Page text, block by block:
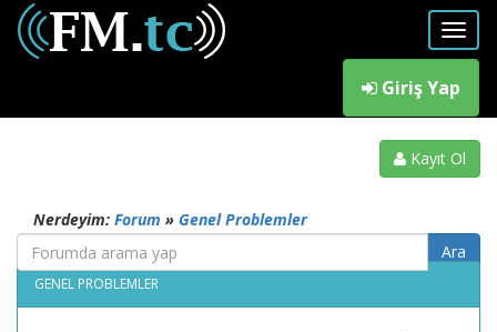
Giriş Yap
Kayıt Ol
Nerdeyim: Forum » Genel Problemler
GENEL PROBLEMLER